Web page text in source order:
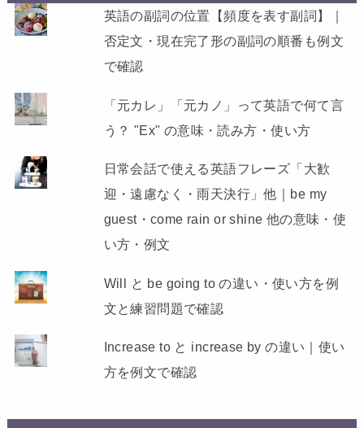
英語の副詞の位置【頻度を表す副詞】｜
否定文・現在完了形の副詞の順番も例文
で確認
「元カレ」「元カノ」って英語で何て言
う？ "Ex" の意味・読み方・使い方
日常会話で使える英語フレーズ「大歓
迎・遠慮なく・雨天決行」他｜be my
guest・come rain or shine 他の意味・使
い方・例文
Will と be going to の違い・使い方を例
文と練習問題で確認
Increase to と increase by の違い｜使い
方を例文で確認